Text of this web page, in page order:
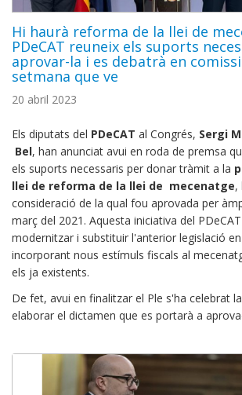
Hi haurà reforma de la llei de
PDeCAT reuneix els suports
aprovar-la i es debatrà en
setmana que ve
20 abril 2023
Els diputats del PDeCAT al Congrés, Sergi
Bel, han anunciat avui en roda de premsa
els suports necessaris per donar tràmit a la
llei de reforma de la llei de mecenatge,
consideració de la qual fou aprovada per
març del 2021. Aquesta iniciativa del
modernitzar i substituir l'anterior legislació
incorporant nous estímuls fiscals al
els ja existents.
De fet, avui en finalitzar el Ple s'ha celebrat
elaborar el dictamen que es portarà a